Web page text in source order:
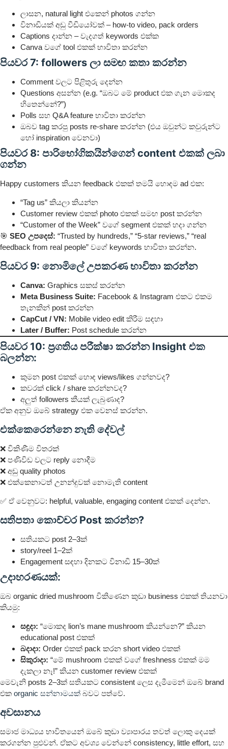
ලාසන, natural light එකෙන් photos ගන්න
විනාඩියක් අඩු වීඩියෝවක් – how-to video, pack orders
Captions දාන්න – වැදගත් keywords එක්ක
Canva වගේ tool එකක් භාවිතා කරන්න
පියවර 7: followers ලා සමඟ කතා කරන්න
Comment වලට පිළිතුරු දෙන්න
Questions අසන්න (e.g. “ඔබට මේ product එක ගැන මොකද
හිතෙන්නේ?”)
Polls සහ Q&A feature භාවිතා කරන්න
ඔබව tag කරපු posts re-share කරන්න (එය ඔවුන්ට කවුරුන්ට
හෝ inspiration වෙනවා)
පියවර 8: පාරිභෝගිකයින්ගෙන් content එකක් ලබා
ගන්න
Happy customers කියන feedback එකක් තමයි හොඳම ad එක:
“Tag us” කියලා කියන්න
Customer review එකක් photo එකක් සමඟ post කරන්න
“Customer of the Week” වගේ segment එකක් හදා ගන්න
🎯 SEO උපදෙස්: “Trusted by hundreds,” “5-star reviews,” “real
feedback from real people” වගේ keywords භාවිතා කරන්න.
පියවර 9: නොමිලේ උපකරණ භාවිතා කරන්න
Canva: Graphics සකස් කරන්න
Meta Business Suite: Facebook & Instagram එකට එකම
තැනකින් post කරන්න
CapCut / VN: Mobile video edit කිරීම සඳහා
Later / Buffer: Post schedule කරන්න
පියවර 10: ප්‍රගතිය පරීක්ෂා කරන්න Insight එක
බලන්න:
කුමන post එකක් හොඳ views/likes ගන්නවද?
කවරක් click / share කරන්නවද?
අලුත් followers කීයක් ලැබුණාද?
ඒක අනුව ඔබේ strategy එක වෙනස් කරන්න.
එක්කෙරෙන්නෙ නැති දේවල්
❌ විකිණීම විතරක්
❌ පණිවිඩ වලට reply නොදීම
❌ අඩු quality photos
❌ එක්කෙනාටත් උනන්දුවක් නොමැති content
✅ ඒ වෙනුවට: helpful, valuable, engaging content එකක් දෙන්න.
සතිපතා කොච්චර Post කරන්න?
සතියකට post 2–3ක්
story/reel 1–2ක්
Engagement සඳහා දිනකට විනාඩි 15–30ක්
උදාහරණයක්:
ඔබ organic dried mushroom විකිණෙන කුඩා business එකක් තියනවා
කියමු:
සඳුදා: “මොකද lion’s mane mushroom කියන්නෙ?” කියන
educational post එකක්
බදාදා: Order එකක් pack කරන short video එකක්
සිකුරාදා: “මේ mushroom එකක් වගේ freshness එකක් මම
දැකලා නෑ!” කියන customer review එකක්
මෙවැනි posts 2–3ක් සතියකට consistent ලෙස දැමීමෙන් ඔබේ brand
එක organic සන්නාමයක් බවට පත්වේ.
අවසානය
සමාජ මාධ්‍යය භාවිතයෙන් ඔබේ කුඩා ව්‍යාපාරය තවත් ලොකු දෙයක්
කරගන්න පුළුවන්. ඒකට අවශ්‍ය වෙන්නේ consistency, little effort, සහ